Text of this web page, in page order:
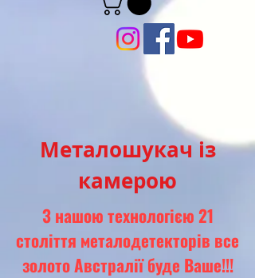
Металошукач із
камерою
З нашою технологією 21
століття металодетекторів все
золото Австралії буде Ваше!!!